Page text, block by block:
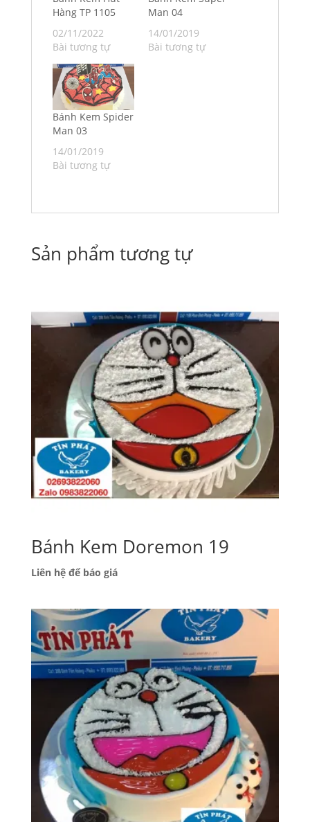
Hàng TP 1105
02/11/2022
Bài tương tự
Man 04
14/01/2019
Bài tương tự
Bánh Kem Spider
Man 03
14/01/2019
Bài tương tự
Sản phẩm tương tự
Bánh Kem Doremon 19
Liên hệ để báo giá